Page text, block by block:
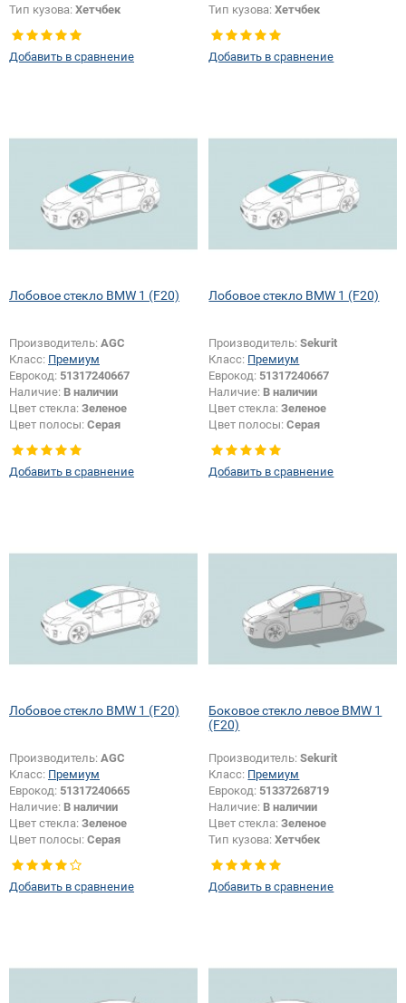
Тип кузова: Хетчбек
Добавить в сравнение
Тип кузова:Хетчбек
Добавить в сравнение
Лобовое стекло BMW 1 (F20)
Производитель: AGC
Класс: Премиум
Еврокод: 51317240667
Наличие: В наличии
Цвет стекла: Зеленое
Цвет полосы: Серая
Тип кузова: Хетчбек
Изменение крепления зеркала +
шелкографии:Да
Добавить в сравнение
Лобовое стекло BMW 1 (F20)
Производитель:Sekurit
Класс: Премиум
Еврокод: 51317240667
Наличие: В наличии
Цвет стекла:Зеленое
Цвет полосы:Серая
Тип кузова:Хетчбек
Изменение крепления зеркала +
шелкографии:Да
Добавить в сравнение
Лобовое стекло BMW 1 (F20)
Производитель: AGC
Класс: Премиум
Еврокод: 51317240665
Наличие: В наличии
Цвет стекла: Зеленое
Цвет полосы: Серая
Изменение крепления зеркала +
шелкографии:Да
Добавить в сравнение
Боковое стекло левое BMW 1
(F20)
Производитель:Sekurit
Класс: Премиум
Еврокод: 51337268719
Наличие: В наличии
Цвет стекла:Зеленое
Тип кузова:Хетчбек
Добавить в сравнение